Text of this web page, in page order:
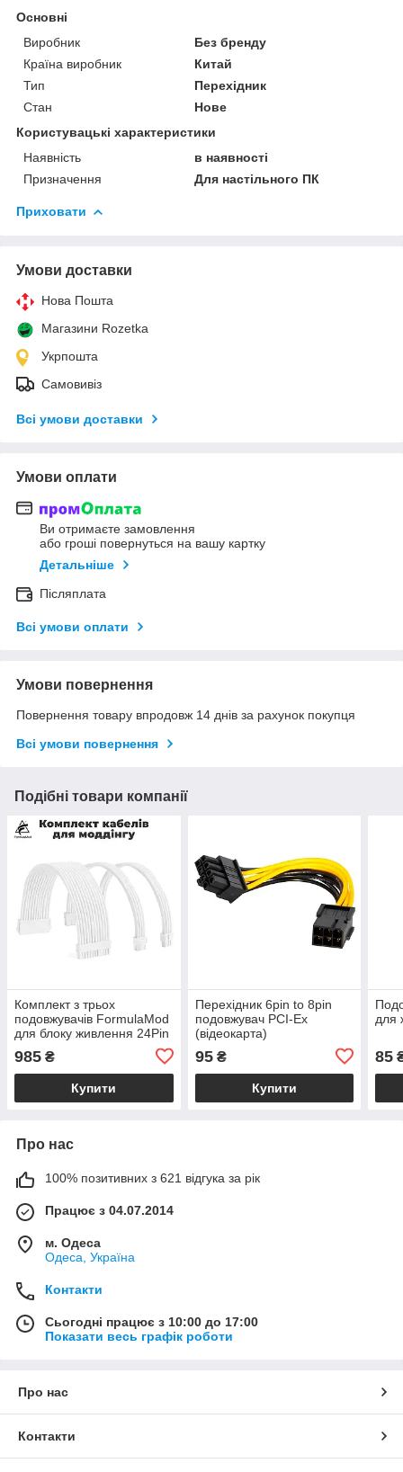
Основні
Виробник
Без бренду
Країна виробник
Китай
Тип
Перехідник
Стан
Нове
Користувацькі характеристики
Наявність
в наявності
Призначення
Для настільного ПК
Приховати
Умови доставки
Нова Пошта
Магазини Rozetka
Укрпошта
Самовивіз
Всі умови доставки
Умови оплати
Ви отримаєте замовлення
або гроші повернуться на вашу картку
Детальніше
Післяплата
Всі умови оплати
Умови повернення
Повернення товару впродовж 14 днів за рахунок покупця
Всі умови повернення
Подібні товари компанії
Комплект з трьох
подовжувачів FormulaMod
для блоку живлення 24Pin
985 ₴
Купити
Перехідник 6pin to 8pin
подовжувач PCI-Ex
(відеокарта)
95₴
Купити
для
85
Про нас
100% позитивних з 621 відгука за рік
Працює з 04.07.2014
м. Одеса
Одеса, Україна
Контакти
Сьогодні працює з 10:00 до 17:00
Показати весь графік роботи
Про нас
Контакти